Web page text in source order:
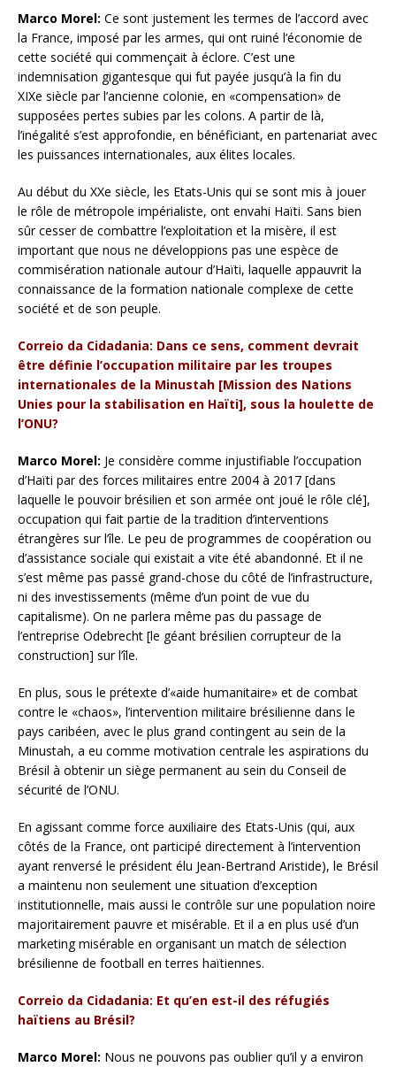
Marco Morel: Ce sont justement les termes de l’accord avec
la France, imposé par les armes, qui ont ruiné l’économie de
cette société qui commençait à éclore. C’est une
indemnisation gigantesque qui fut payée jusqu’à la fin du
XIXe siècle par l’ancienne colonie, en «compensation» de
supposées pertes subies par les colons. A partir de là,
l’inégalité s’est approfondie, en bénéficiant, en partenariat avec
les puissances internationales, aux élites locales.
Au début du XXe siècle, les Etats-Unis qui se sont mis à jouer
le rôle de métropole impérialiste, ont envahi Haïti. Sans bien
sûr cesser de combattre l’exploitation et la misère, il est
important que nous ne développions pas une espèce de
commisération nationale autour d’Haïti, laquelle appauvrit la
connaissance de la formation nationale complexe de cette
société et de son peuple.
Correio da Cidadania: Dans ce sens, comment devrait
être définie l’occupation militaire par les troupes
internationales de la Minustah [Mission des Nations
Unies pour la stabilisation en Haïti], sous la houlette de
l’ONU?
Marco Morel: Je considère comme injustifiable l’occupation
d’Haïti par des forces militaires entre 2004 à 2017 [dans
laquelle le pouvoir brésilien et son armée ont joué le rôle clé],
occupation qui fait partie de la tradition d’interventions
étrangères sur l’île. Le peu de programmes de coopération ou
d’assistance sociale qui existait a vite été abandonné. Et il ne
s’est même pas passé grand-chose du côté de l’infrastructure,
ni des investissements (même d’un point de vue du
capitalisme). On ne parlera même pas du passage de
l’entreprise Odebrecht [le géant brésilien corrupteur de la
construction] sur l’île.
En plus, sous le prétexte d’«aide humanitaire» et de combat
contre le «chaos», l’intervention militaire brésilienne dans le
pays caribéen, avec le plus grand contingent au sein de la
Minustah, a eu comme motivation centrale les aspirations du
Brésil à obtenir un siège permanent au sein du Conseil de
sécurité de l’ONU.
En agissant comme force auxiliaire des Etats-Unis (qui, aux
côtés de la France, ont participé directement à l’intervention
ayant renversé le président élu Jean-Bertrand Aristide), le Brésil
a maintenu non seulement une situation d’exception
institutionnelle, mais aussi le contrôle sur une population noire
majoritairement pauvre et misérable. Et il a en plus usé d’un
marketing misérable en organisant un match de sélection
brésilienne de football en terres haïtiennes.
Correio da Cidadania: Et qu’en est-il des réfugiés
haïtiens au Brésil?
Marco Morel: Nous ne pouvons pas oublier qu’il y a environ